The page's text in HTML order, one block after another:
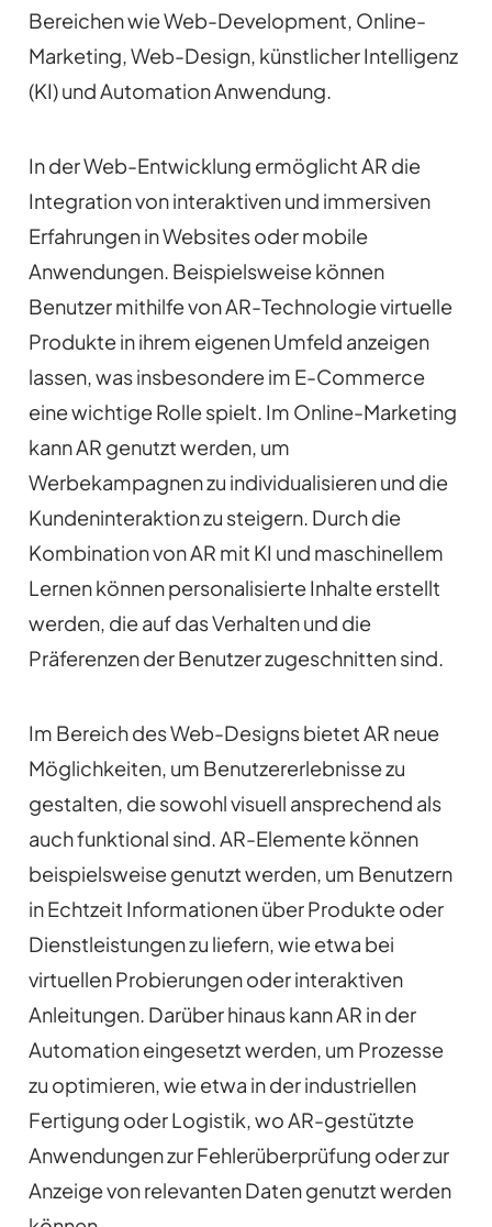
Bereichen wie Web-Development, Online-
Marketing, Web-Design, künstlicher Intelligenz
(KI) und Automation Anwendung.
In der Web-Entwicklung ermöglicht AR die
Integration von interaktiven und immersiven
Erfahrungen in Websites oder mobile
Anwendungen. Beispielsweise können
Benutzer mithilfe von AR-Technologie virtuelle
Produkte in ihrem eigenen Umfeld anzeigen
lassen, was insbesondere im E-Commerce
eine wichtige Rolle spielt. Im Online-Marketing
kann AR genutzt werden, um
Werbekampagnen zu individualisieren und die
Kundeninteraktion zu steigern. Durch die
Kombination von AR mit KI und maschinellem
Lernen können personalisierte Inhalte erstellt
werden, die auf das Verhalten und die
Präferenzen der Benutzer zugeschnitten sind.
Im Bereich des Web-Designs bietet AR neue
Möglichkeiten, um Benutzererlebnisse zu
gestalten, die sowohl visuell ansprechend als
auch funktional sind. AR-Elemente können
beispielsweise genutzt werden, um Benutzern
in Echtzeit Informationen über Produkte oder
Dienstleistungen zu liefern, wie etwa bei
virtuellen Probierungen oder interaktiven
Anleitungen. Darüber hinaus kann AR in der
Automation eingesetzt werden, um Prozesse
zu optimieren, wie etwa in der industriellen
Fertigung oder Logistik, wo AR-gestützte
Anwendungen zur Fehlerüberprüfung oder zur
Anzeige von relevanten Daten genutzt werden